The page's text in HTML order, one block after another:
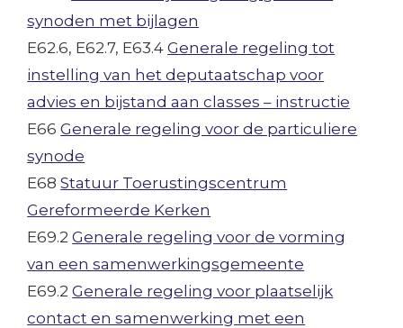
synoden met bijlagen
E62.6, E62.7, E63.4Generale regeling tot
instelling van het deputaatschap voor
advies en bijstand aan classes – instructie
E66Generale regeling voor de particuliere
synode
E68Statuur Toerustingscentrum
Gereformeerde Kerken
E69.2Generale regeling voor de vorming
van een samenwerkingsgemeente
E69.2Generale regeling voor plaatselijk
contact en samenwerking met een